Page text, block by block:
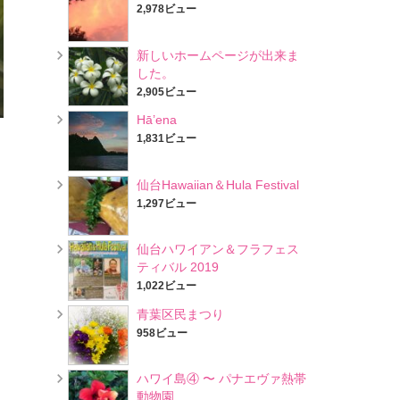
2,978ビュー
新しいホームページが出来ま
した。
2,905ビュー
Hā’ena
1,831ビュー
仙台Hawaiian＆Hula Festival
1,297ビュー
仙台ハワイアン＆フラフェス
ティバル 2019
1,022ビュー
青葉区民まつり
958ビュー
ハワイ島④ 〜 パナエヴァ熱帯
動物園